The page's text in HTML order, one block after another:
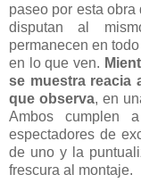
paseo por esta
disputan al
permanecen en
en lo que ven.
se muestra reacia
que observa, en
Ambos cumplen
espectadores de
de uno y la
frescura al montaje.